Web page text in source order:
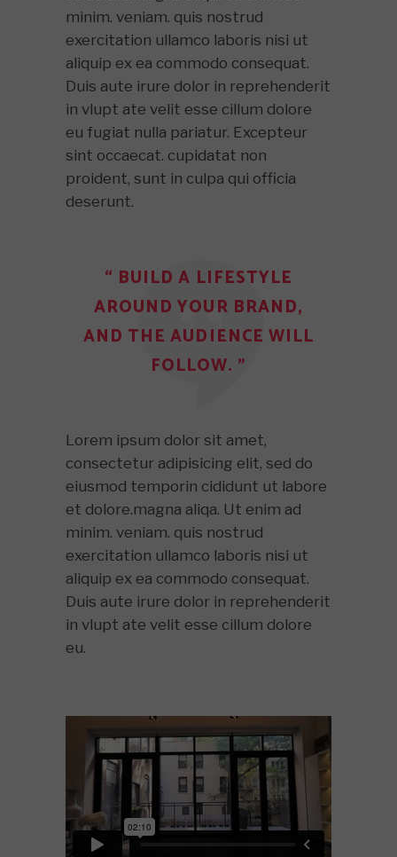
minim. veniam. quis nostrud
exercitation ullamco laboris nisi ut
aliquip ex ea commodo consequat.
Duis aute irure dolor in reprehenderit
in vlupt ate velit esse cillum dolore
eu fugiat nulla pariatur. Excepteur
sint occaecat. cupidatat non
proident, sunt in culpa qui officia
deserunt.
“ BUILD A LIFESTYLE
AROUND YOUR BRAND,
AND THE AUDIENCE WILL
FOLLOW. ”
Lorem ipsum dolor sit amet,
consectetur adipisicing elit, sed do
eiusmod temporin cididunt ut labore
et dolore.magna aliqa. Ut enim ad
minim. veniam. quis nostrud
exercitation ullamco laboris nisi ut
aliquip ex ea commodo consequat.
Duis aute irure dolor in reprehenderit
in vlupt ate velit esse cillum dolore
eu.